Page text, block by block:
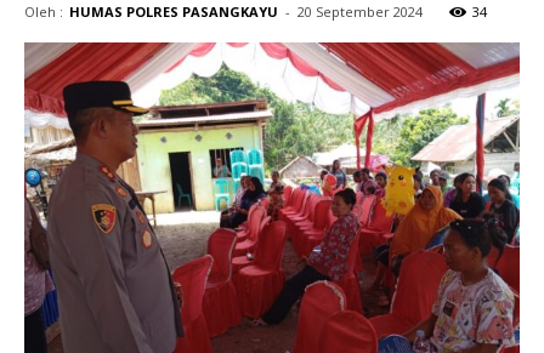
Oleh : HUMAS POLRES PASANGKAYU - 20 September 2024 34